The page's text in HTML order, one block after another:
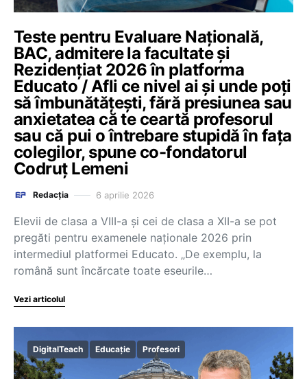
Teste pentru Evaluare Națională,
BAC, admitere la facultate și
Rezidențiat 2026 în platforma
Educato / Afli ce nivel ai și unde poți
să îmbunătățești, fără presiunea sau
anxietatea că te ceartă profesorul
sau că pui o întrebare stupidă în fața
colegilor, spune co-fondatorul
Codruț Lemeni
Redacția 6 aprilie 2026
Elevii de clasa a VIII-a și cei de clasa a XII-a se pot
pregăti pentru examenele naționale 2026 prin
intermediul platformei Educato. „De exemplu, la
română sunt încărcate toate eseurile…
Vezi articolul
DigitalTeach Educație Profesori